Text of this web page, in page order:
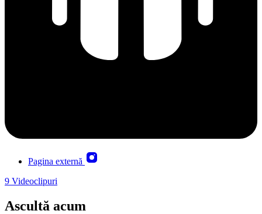
Pagina externă
9 Videoclipuri
Ascultă acum